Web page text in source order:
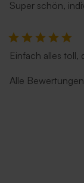
Super schön,
Einfach alles toll,
Alle